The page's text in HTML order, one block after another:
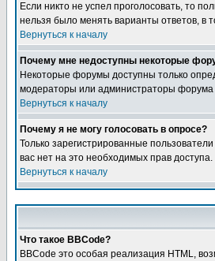
Если никто не успел проголосовать, то
нельзя было менять варианты ответов, в
Вернуться к началу
Почему мне недоступны некоторые
Некоторые форумы доступны только
модераторы или администраторы форума
Вернуться к началу
Почему я не могу голосовать в опросе?
Только зарегистрированные
вас нет на это необходимых прав доступа.
Вернуться к началу
Что такое BBCode?
BBCode это особая реализация HTML,